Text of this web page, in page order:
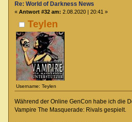
Teylen
Username: Teylen
Re: World of Darkness News
« Antwort #32 am: 2.08.2020 | 20:41 »
Während der Online GenCon habe ich die
Vampire The Masquerade: Rivals gespielt.